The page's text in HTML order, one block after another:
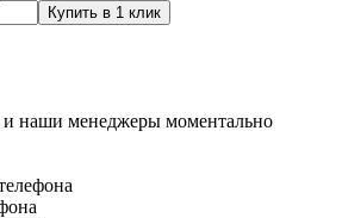
Купить в 1 клик
и наши менеджеры моментально